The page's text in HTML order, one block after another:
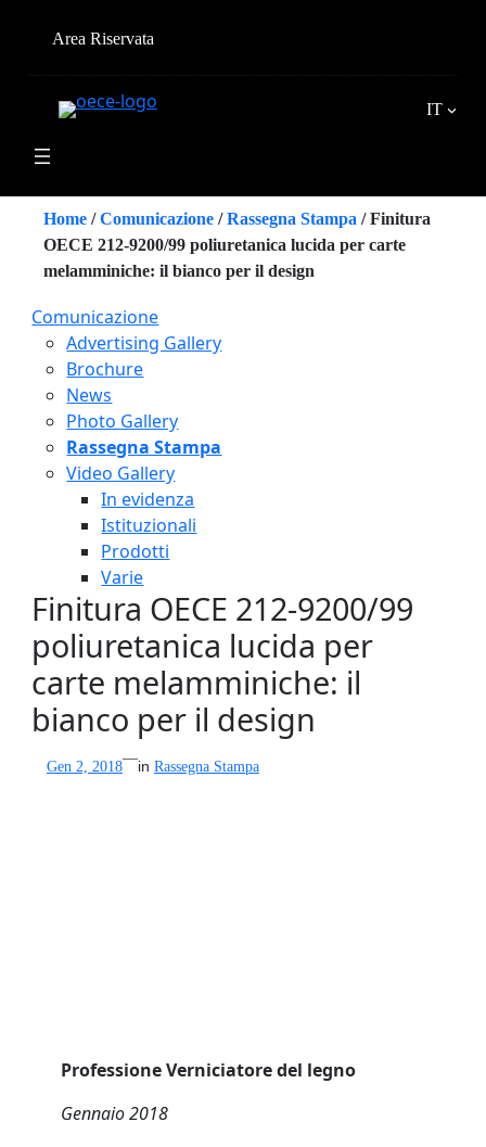
Area Riservata
IT
Home /Comunicazione /Rassegna Stampa /Finitura
OECE 212-9200/99 poliuretanica lucida per carte
melamminiche: il bianco per il design
Comunicazione
Advertising Gallery
Brochure
News
Photo Gallery
Rassegna Stampa
Video Gallery
In evidenza
Istituzionali
Prodotti
Varie
Finitura OECE 212-9200/99
poliuretanica lucida per
carte melamminiche: il
bianco per il design
Gen 2, 2018—in Rassegna Stampa
Professione Verniciatore del legno
Gennaio 2018